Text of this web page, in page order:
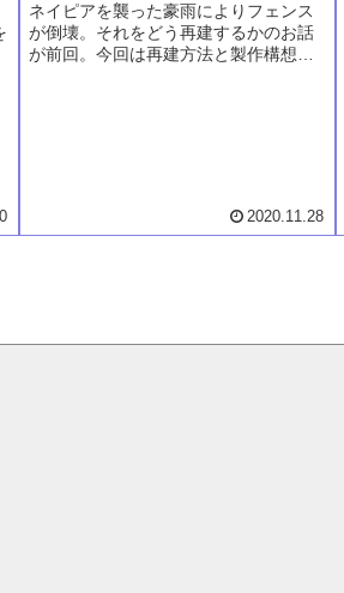
ネイピアを襲った豪雨によりフェンス
が倒壊。それをどう再建するかのお話
が前回。今回は再建方法と製作構想が
2020.11.28